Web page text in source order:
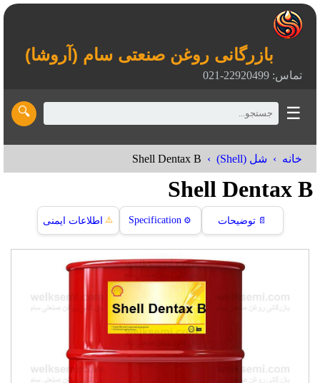
بازرگانی روغن صنعتی سام (آروشا)
تماس: 22920499-021
☰
🔍
خانه شل (Shell) Shell Dentax B
Shell Dentax B
📄 توضیحات ⚙️
Specification
⚠️ اطلاعات ایمنی